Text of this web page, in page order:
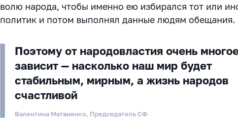
волю народа, чтобы именно ею избирался тот или
политик и потом выполнял данные людям обещания.
Поэтому от народовластия очень
зависит — насколько наш мир будет
стабильным, мирным, а жизнь народов
счастливой
Валентина Матвиенко, Председатель СФ